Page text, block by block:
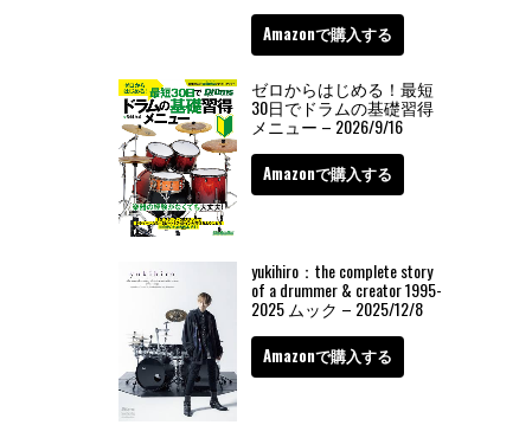
Amazonで購入する
ゼロからはじめる！最短
30日でドラムの基礎習得
メニュー – 2026/9/16
Amazonで購入する
yukihiro：the complete story
of a drummer & creator 1995-
2025 ムック – 2025/12/8
Amazonで購入する